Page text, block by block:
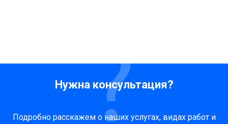
Нужна консультация?
Подробно расскажем о наших услугах, видах работ и